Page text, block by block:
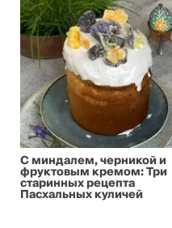
С миндалем, черникой и
фруктовым кремом: Три
старинных рецепта
Пасхальных куличей